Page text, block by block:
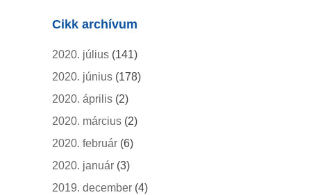
Cikk archívum
2020. július(141)
2020. június(178)
2020. április(2)
2020. március(2)
2020. február(6)
2020. január(3)
2019. december(4)